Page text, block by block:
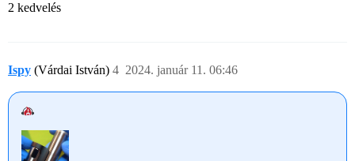
2 kedvelés
Ispy (Várdai István) 2024. január 11. 06:46
4